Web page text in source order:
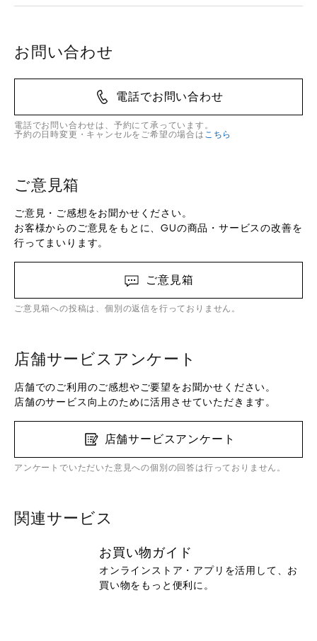
お問い合わせ
電話でお問い合わせ
電話でお問い合わせは、予約にて承っています。
予約の日時変更・キャンセルをご希望の場合は こちら
ご意見箱
ご意見・ご感想をお聞かせください。
お客様からのご意見をもとに、GUの商品・サービスの改善を
行ってまいります。
ご意見箱
ご意見箱への投稿は、個別の返信を行っておりません。
店舗サービスアンケート
店舗でのご利用のご感想やご要望をお聞かせください。
店舗のサービス向上のために活用させていただきます。
店舗サービスアンケート
アンケートでいただいた意見への個別の回答は行っておりません。
関連サービス
お買い物ガイド
オンラインストア・アプリを活用して、お
買い物をもっと便利に。